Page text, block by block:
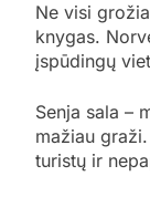
Ne visi
knygas.
įspūdingų
Senja sala –
mažiau
turistų ir